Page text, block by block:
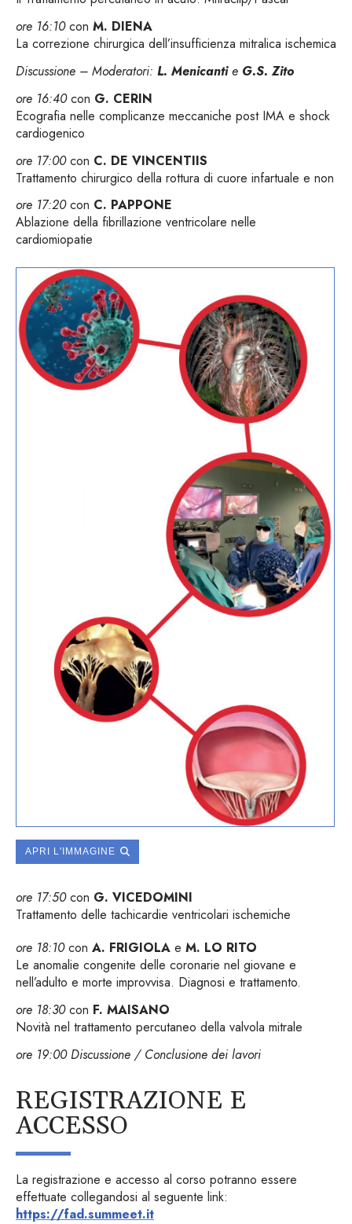
ore 16:10con M. DIENA
La correzione chirurgica dell’insufficienza mitralica ischemica
Discussione – Moderatori: L. Menicantie G.S. Zito
ore 16:40con G. CERIN
Ecografia nelle complicanze meccaniche post IMA e shock
cardiogenico
ore 17:00con C. DE VINCENTIIS
Trattamento chirurgico della rottura di cuore infartuale e non
ore 17:20con C. PAPPONE
Ablazione della fibrillazione ventricolare nelle
cardiomiopatie
APRI L'IMMAGINE
ore 17:50con G. VICEDOMINI
Trattamento delle tachicardie ventricolari ischemiche
ore 18:10con A. FRIGIOLA e M. LO RITO
Le anomalie congenite delle coronarie nel giovane e
nell’adulto e morte improvvisa. Diagnosi e trattamento.
ore 18:30con F. MAISANO
Novità nel trattamento percutaneo della valvola mitrale
ore 19:00 Discussione / Conclusione dei lavori
REGISTRAZIONE E
ACCESSO
La registrazione e accesso al corso potranno essere
effettuate collegandosi al seguente link:
https://fad.summeet.it